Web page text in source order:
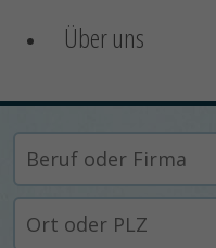
Über uns